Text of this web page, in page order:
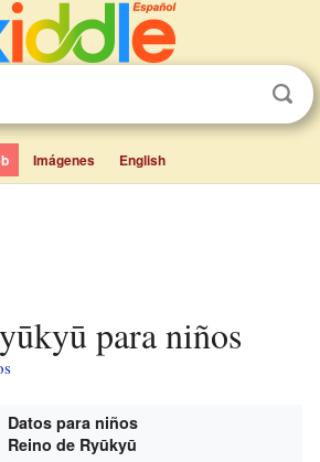
Imágenes English
para niños
Datos para niños
Reino de Ryūkyū